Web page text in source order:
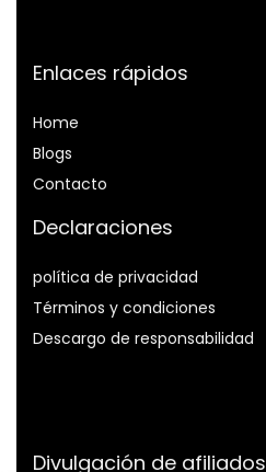
Enlaces rápidos
Home
Blogs
Contacto
Declaraciones
política de privacidad
Términos y condiciones
Descargo de responsabilidad
Divulgación de afiliados